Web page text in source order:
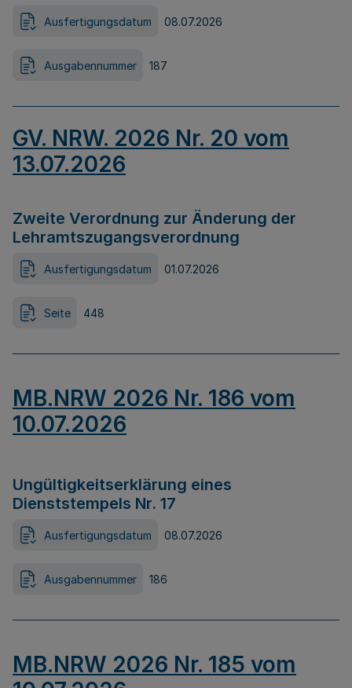
Ausfertigungsdatum 08.07.2026
Ausgabennummer 187
GV. NRW. 2026 Nr. 20 vom
13.07.2026
Zweite Verordnung zur Änderung der
Lehramtszugangsverordnung
Ausfertigungsdatum 01.07.2026
Seite 448
MB.NRW 2026 Nr. 186 vom
10.07.2026
Ungültigkeitserklärung eines
Dienststempels Nr. 17
Ausfertigungsdatum 08.07.2026
Ausgabennummer 186
MB.NRW 2026 Nr. 185 vom